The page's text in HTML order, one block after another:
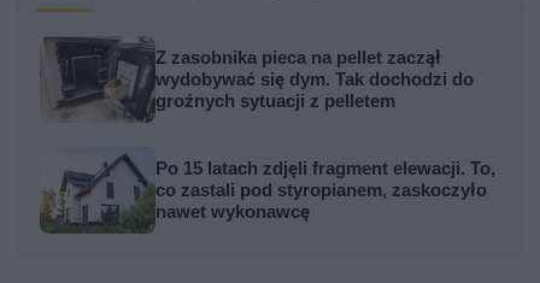
Z zasobnika pieca na pellet zaczął
wydobywać się dym. Tak dochodzi do
groźnych sytuacji z pelletem
Po 15 latach zdjęli fragment elewacji. To,
co zastali pod styropianem, zaskoczyło
nawet wykonawcę